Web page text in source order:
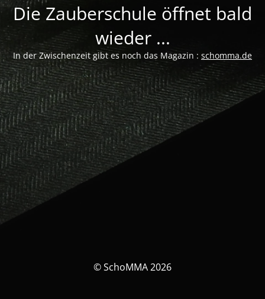
Die Zauberschule öffnet bald
wieder ...
In der Zwischenzeit gibt es noch das Magazin : schomma.de
© SchoMMA 2026